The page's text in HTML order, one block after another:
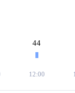
44
12:00